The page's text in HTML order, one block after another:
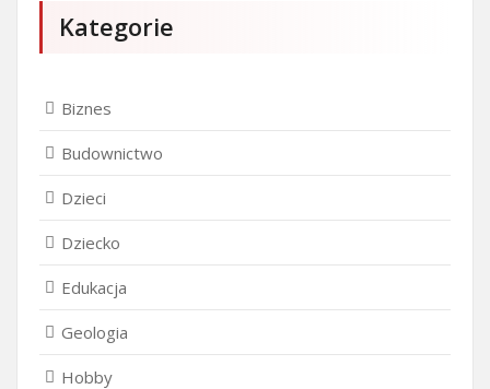
Kategorie
Biznes
Budownictwo
Dzieci
Dziecko
Edukacja
Geologia
Hobby